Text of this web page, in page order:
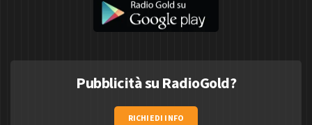
Pubblicità su RadioGold?
RICHIEDI INFO